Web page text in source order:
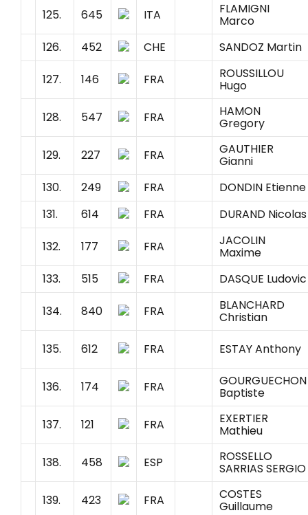
125. 645 ITA FLAMIGNI
Marco
126.
452 CHE SANDOZ Martin
127. 146 FRA ROUSSILLOU
Hugo
128.
547 FRA HAMON
Gregory
129.
227 FRA GAUTHIER
Gianni
130.
249 FRA
DONDIN Etienne
131.
614 FRA DURAND Nicolas
132. 177 FRA JACOLIN
Maxime
133.
515 FRA DASQUE Ludovic
134. 840 FRA BLANCHARD
Christian
135.
612 FRA ESTAY Anthony
136. 174 FRA GOURGUECHON
Baptiste
137.
121 FRA EXERTIER
Mathieu
138.
458 ESP ROSSELLO
SARRIAS SERGIO
139.
423 FRA COSTES
Guillaume